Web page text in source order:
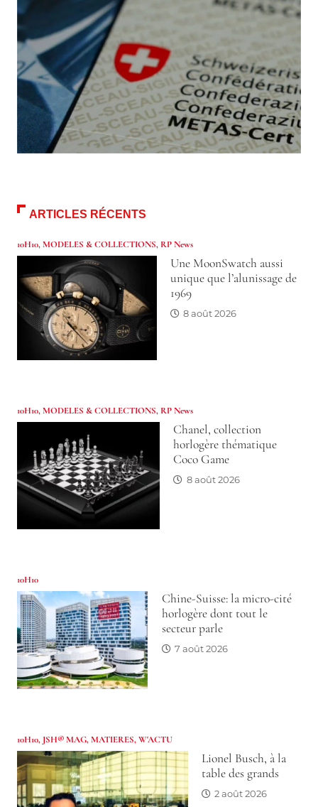
ARTICLES RÉCENTS
10H10,MODELES & COLLECTIONS, RP News
Une MoonSwatch aussi
unique que l’alunissage de
1969
8 août 2026
10H10,MODELES & COLLECTIONS, RP News
Chanel, collection
horlogère thématique
Coco Game
8 août 2026
10H10
Chine-Suisse: la micro-cité
horlogère dont tout le
secteur parle
7 août 2026
10H10, JSH® MAG,MATIERES,W'ACTU
Lionel Busch, à la
table des grands
2 août 2026